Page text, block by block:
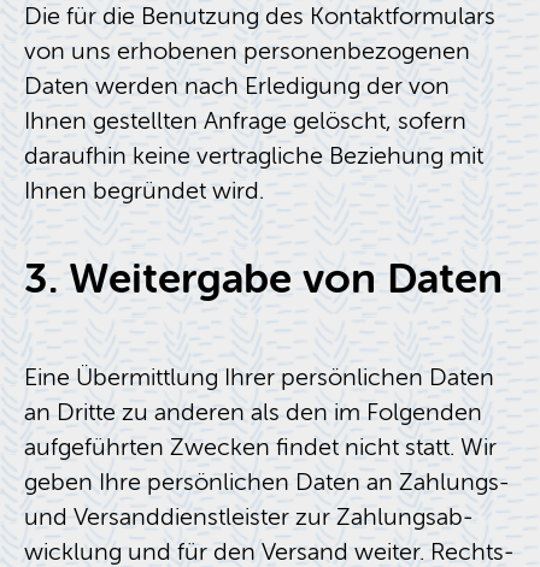
Die für die Be­nut­zung des Kon­takt­for­mu­lars
von uns er­ho­be­nen per­so­nen­be­zo­ge­nen
Daten wer­den nach Er­le­di­gung der von
Ihnen ge­stell­ten An­fra­ge ge­löscht, so­fern
dar­auf­hin keine ver­trag­li­che Be­zie­hung mit
Ihnen be­grün­det wird.
3. Wei­ter­ga­be von Daten
Eine Über­mitt­lung Ihrer per­sön­li­chen Daten
an Drit­te zu an­de­ren als den im Fol­gen­den
auf­ge­führ­ten Zwe­cken fin­det nicht statt. Wir
geben Ihre per­sön­li­chen Daten an Zah­lungs-
und Ver­sand­dienst­leis­ter zur Zah­lungs­ab­
wick­lung und für den Ver­sand wei­ter. Rechts­